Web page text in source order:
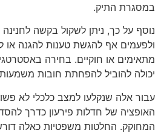
במסגרת התיק.
נוסף על כך, ניתן לשקול בקשה
ולפעמים אף להגשת טענות להגנה
מתאימים או חוקיים. בחירה
יכולה להוביל להפחתת חובות
עבור אלה שנקלעו למצב כלכלי לא
האופציה של חדלות פירעון כדרך
המחוקק. החלטות משפטיות כאלה